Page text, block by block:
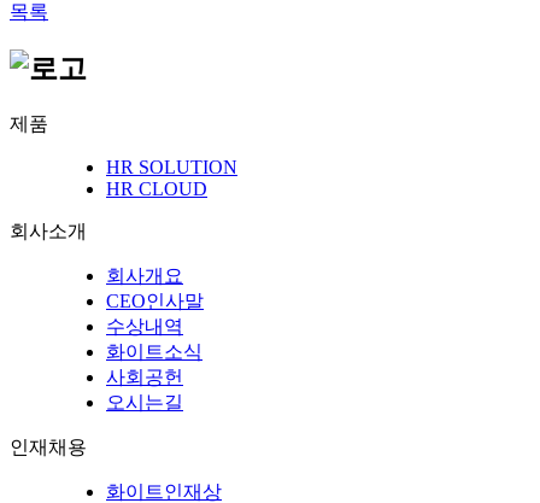
목록
제품
HR SOLUTION
HR CLOUD
회사소개
회사개요
CEO인사말
수상내역
화이트소식
사회공헌
오시는길
인재채용
화이트인재상